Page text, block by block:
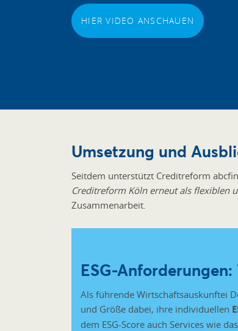
HIER VIDEO ANSCHAUEN
Umsetzung und
Seitdem unterstützt Creditreform
Creditreform Köln erneut als flexiblen
Zusammenarbeit.
ESG-
Als führende Wirtschaftsauskunftei
und Größe dabei, ihre individuellen
dem ESG-Score auch Services wie